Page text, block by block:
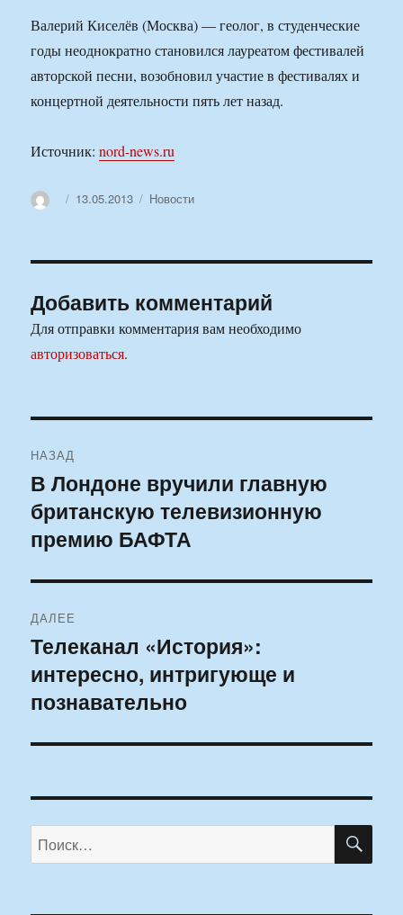
Валерий Киселёв (Москва) — геолог, в студенческие
годы неоднократно становился лауреатом фестивалей
авторской песни, возобновил участие в фестивалях и
концертной деятельности пять лет назад.
Источник:nord-news.ru
АвторОпубликовано
13.05.2013 Рубрики
Новости
Добавить комментарий
Для отправки комментария вам необходимо
авторизоваться.
по
записям
НАЗАД
Предыдущая
запись:
В Лондоне вручили главную
британскую телевизионную
премию БАФТА
ДАЛЕЕ
Следующая
запись:
Телеканал «История»:
интересно, интригующе и
познавательно
Искать: